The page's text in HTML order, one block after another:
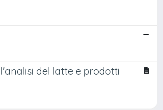
del latte e prodotti